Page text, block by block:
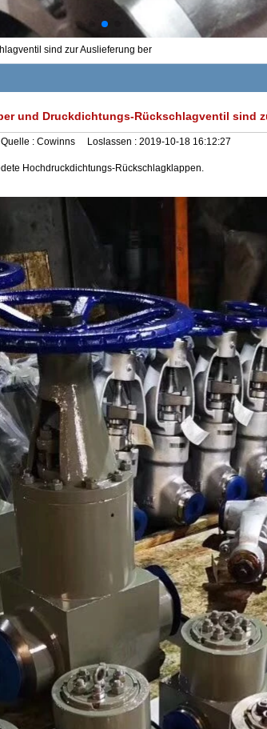
sind zur Auslieferung ber
und Druckdichtungs-Rückschlagventil sind
Quelle : Cowinns Loslassen : 2019-10-18 16:12:27
Hochdruckdichtungs-Rückschlagklappen.